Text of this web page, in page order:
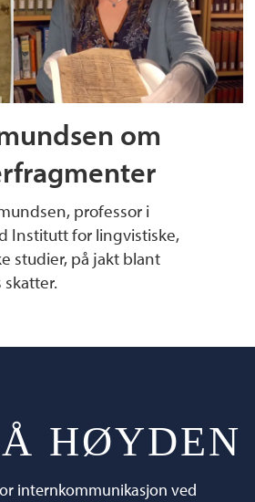
om
professor i
Institutt for lingvistiske,
studier, på jakt blant
internkommunikasjon ved